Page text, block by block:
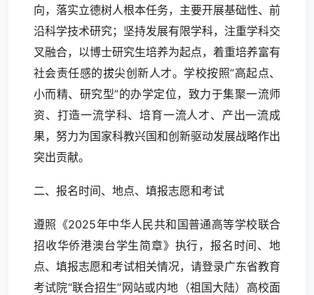
向，落实立德树人根本任务，主要开展基础性、前
沿科学技术研究；坚持发展有限学科，注重学科交
叉融合，以博士研究生培养为起点，着重培养富有
社会责任感的拔尖创新人才。学校按照“高起点、
小而精、研究型”的办学定位，致力于集聚一流师
资、打造一流学科、培育一流人才、产出一流成
果，努力为国家科教兴国和创新驱动发展战略作出
突出贡献。
二、报名时间、地点、填报志愿和考试
遵照《2025年中华人民共和国普通高等学校联合
招收华侨港澳台学生简章》执行，报名时间、地
点、填报志愿和考试相关情况，请登录广东省教育
考试院“联合招生”网站或内地（祖国大陆）高校面